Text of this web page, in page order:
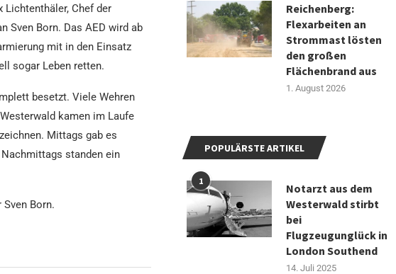
Lichtenthäler, Chef der
Sven Born. Das AED wird ab
mit in den Einsatz
sogar Leben retten.
besetzt. Viele Wehren
kamen im Laufe
Mittags gab es
standen ein
Born.
Reichenberg:
Flexarbeiten an
Strommast lösten
den großen
Flächenbrand aus
1. August 2026
POPULÄRSTE ARTIKEL
1
Notarzt aus dem
Westerwald stirbt
bei
Flugzeugunglück in
London Southend
14. Juli 2025